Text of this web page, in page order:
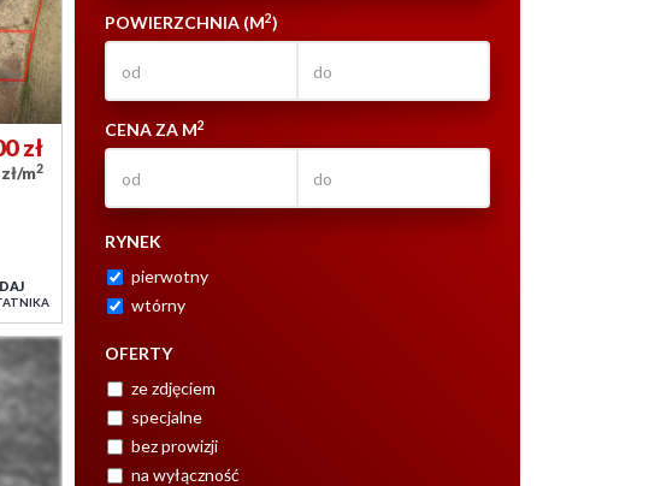
POWIERZCHNIA (M2)
CENA ZA M2
RYNEK
pierwotny
wtórny
OFERTY
ze zdjęciem
specjalne
bez prowizji
na wyłączność
zł
m2